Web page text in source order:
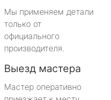
Мы применяем детали
только от
официального
производителя.
Выезд мастера
Мастер оперативно